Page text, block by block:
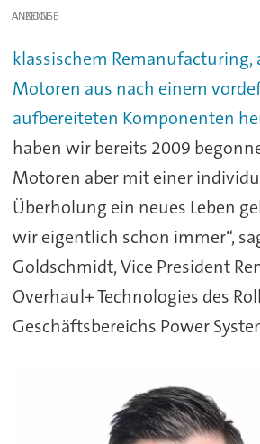
ANZEIGE
klassischem Remanufacturing,
Motoren aus nach einem
aufbereiteten Komponenten
haben wir bereits 2009
Motoren aber mit einer
Überholung ein neues Leben
wir eigentlich schon immer“,
Goldschmidt, Vice President
Overhaul+ Technologies des
Geschäftsbereichs Power